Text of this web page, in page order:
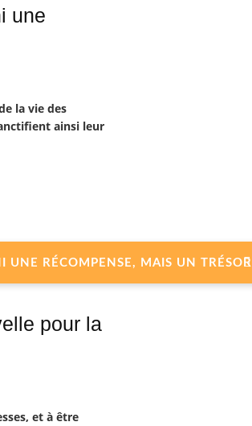
une
la vie des
ainsi leur
RÉCOMPENSE, MAIS UN TRÉSOR
pour la
et à être